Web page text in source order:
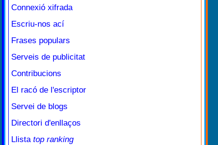
Connexió xifrada
Escriu-nos ací
Frases populars
Serveis de publicitat
Contribucions
El racó de l'escriptor
Servei de blogs
Directori d'enllaços
Llista top ranking